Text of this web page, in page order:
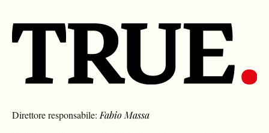
Direttore responsabile:Fabio Massa